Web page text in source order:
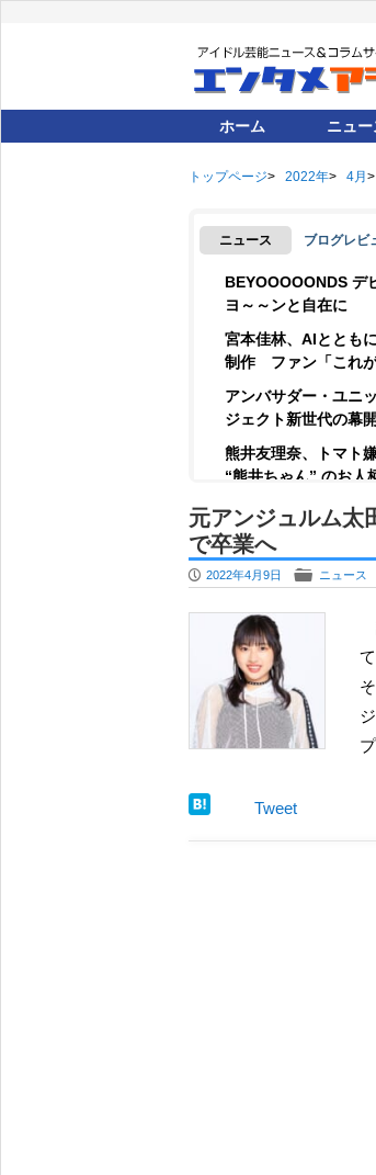
ホーム ニュー
トップページ 2022年 4月
ニュース ブログレビ
BEYOOOOONDS
ヨ～～ンと自在に
宮本佳林、AIととも
制作 ファン「これ
アンバサダー・ユニ
ジェクト新世代の幕
熊井友理奈、トマト
“熊井ちゃん” のお人
モーニング娘。18期
カラー変更も
夏焼雅、アイドルオ
で「次代のロック」
OCHA NORMA 北
定 ”妖艶” と “天真
牧野真莉愛、卒業後
安堵
夏焼雅 YouTubeチ
レ東音楽祭2026夏』
元アンジュルム太
で卒業へ
P 2022年4月9日 F ニュース
Tweet